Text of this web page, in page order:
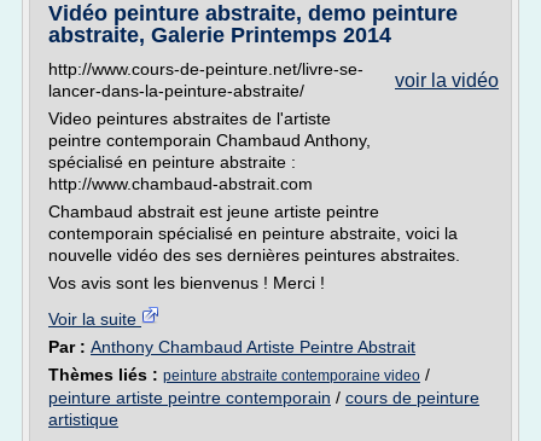
Vidéo peinture abstraite, demo peinture
abstraite, Galerie Printemps 2014
voir la vidéo
http://www.cours-de-peinture.net/livre-se-
lancer-dans-la-peinture-abstraite/
Video peintures abstraites de l'artiste
peintre contemporain Chambaud Anthony,
spécialisé en peinture abstraite :
http://www.chambaud-abstrait.com
Chambaud abstrait est jeune artiste peintre
contemporain spécialisé en peinture abstraite, voici la
nouvelle vidéo des ses dernières peintures abstraites.
Vos avis sont les bienvenus ! Merci !
Voir la suite
Par : Anthony Chambaud Artiste Peintre Abstrait
Thèmes liés : peinture abstraite contemporaine video /
peinture artiste peintre contemporain / cours de peinture
artistique